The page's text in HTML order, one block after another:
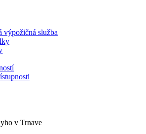
výpožičná služba
v Trnave